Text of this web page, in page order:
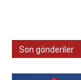
Son gönderiler